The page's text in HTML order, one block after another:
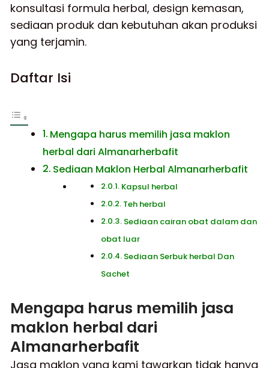
konsultasi formula herbal, design kemasan,
sediaan produk dan kebutuhan akan produksi
yang terjamin.
Daftar Isi
Mengapa harus memilih jasa maklon
herbal dari Almanarherbafit
Sediaan Maklon Herbal Almanarherbafit
Kapsul herbal
Teh herbal
Sediaan cairan obat dalam dan
obat luar
Sediaan Serbuk herbal Dan
Sachet
Mengapa harus memilih jasa
maklon herbal dari
Almanarherbafit
Jasa maklon yang kami tawarkan tidak hanya